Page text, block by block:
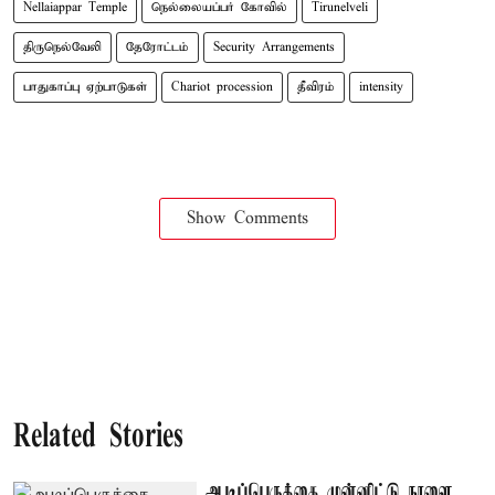
Nellaiappar Temple நெல்லையப்பர் கோவில் Tirunelveli
திருநெல்வேலி தேரோட்டம் Security Arrangements
பாதுகாப்பு ஏற்பாடுகள் Chariot procession தீவிரம் intensity
Show Comments
Related Stories